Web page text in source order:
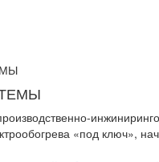
«под ключ»,